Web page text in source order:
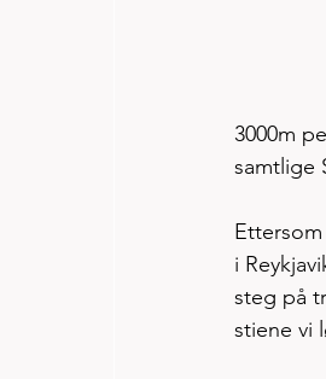
3000m
samtlige
i
steg på
stiene vi